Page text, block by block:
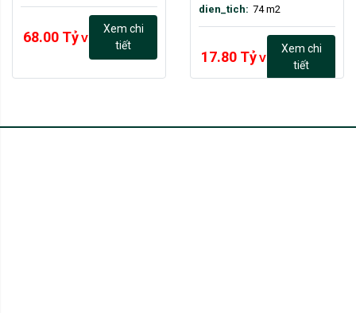
68.00 TỷVND
Xem chi
tiết
dien_tich: 74 m2
17.80 TỷVND
Xem chi
tiết